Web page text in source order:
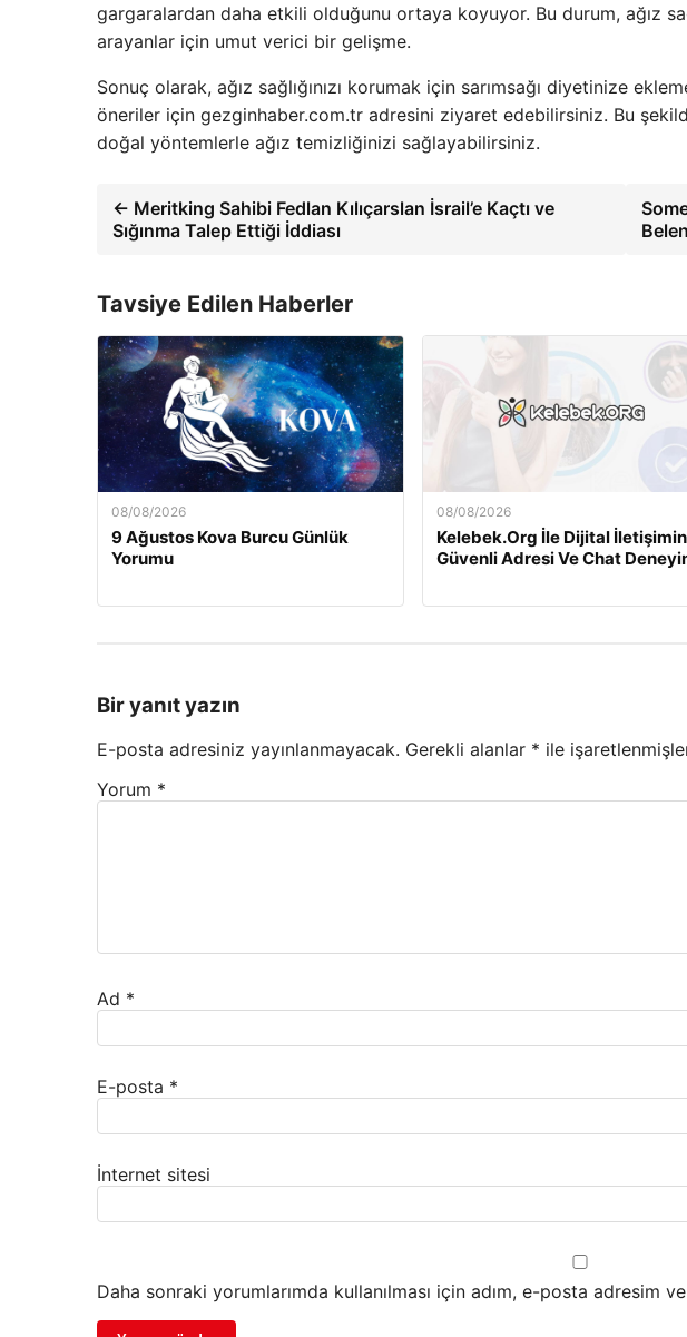
gargaralardan daha etkili olduğunu ortaya koyuyor. Bu durum, ağız
arayanlar için umut verici bir gelişme.
Sonuç olarak, ağız sağlığınızı korumak için sarımsağı diyetinize
öneriler için gezginhaber.com.tr adresini ziyaret edebilirsiniz. Bu
doğal yöntemlerle ağız temizliğinizi sağlayabilirsiniz.
← Meritking Sahibi Fedlan Kılıçarslan İsrail’e Kaçtı ve
Sığınma Talep Ettiği İddiası
Tavsiye Edilen Haberler
08/08/2026
9 Ağustos Kova Burcu Günlük
Yorumu
08/08/2026
Kelebek.Org İle Dijital İletişimin
Güvenli Adresi Ve Chat
Bir yanıt yazın
E-posta adresiniz yayınlanmayacak. Gerekli alanlar * ile
Yorum *
Ad *
E-posta *
İnternet sitesi
Daha sonraki yorumlarımda kullanılması için adım, e-posta adresim